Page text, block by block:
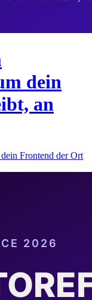
dein
an
Frontend der Ort